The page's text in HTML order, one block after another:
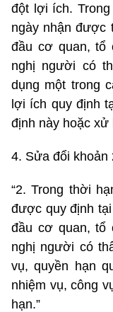
đột lợi ích.
ngày nhận được
đầu cơ quan, tổ
nghị người có
dụng một trong
lợi ích quy định
định này hoặc xử
4. Sửa đổi
“2. Trong thời
được quy định
đầu cơ quan, tổ
nghị người có
vụ, quyền hạn
nhiệm vụ, công
hạn.”